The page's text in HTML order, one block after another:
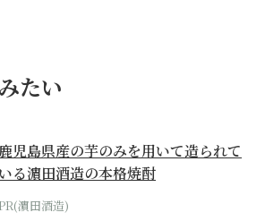
たい
鹿児島県産の芋のみを用いて造られて
いる濵田酒造の本格焼酎
濵田酒造)